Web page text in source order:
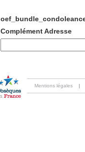
Complément Adresse
Mentions légales |